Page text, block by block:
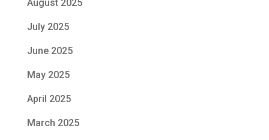
August 2025
July 2025
June 2025
May 2025
April 2025
March 2025